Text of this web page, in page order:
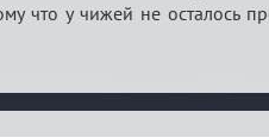
у чижей не осталось